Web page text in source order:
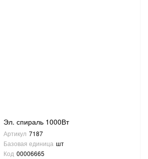
ТОВАРЫ, СВЕТОТЕХНИКА
Эл. спираль 1000Вт
Артикул 7187
Базовая единица шт
Код 00006665